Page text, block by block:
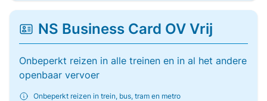
NS Business Card OV Vrij
Onbeperkt reizen in alle treinen en in al het andere
openbaar vervoer
Onbeperkt reizen in trein, bus, tram en metro